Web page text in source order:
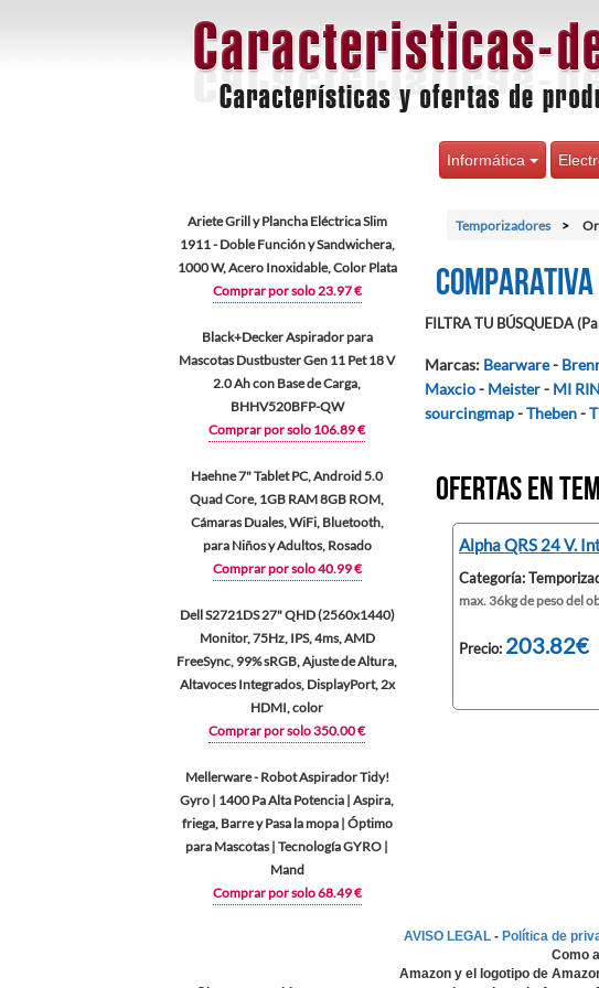
Informática
Ariete Grill y Plancha Eléctrica Slim
1911 - Doble Función y Sandwichera,
1000 W, Acero Inoxidable, Color Plata
Comprar por solo 23.97 €
Black+Decker Aspirador para
Mascotas Dustbuster Gen 11 Pet 18 V
2.0 Ah con Base de Carga,
BHHV520BFP-QW
Comprar por solo 106.89 €
Haehne 7" Tablet PC, Android 5.0
Quad Core, 1GB RAM 8GB ROM,
Cámaras Duales, WiFi, Bluetooth,
para Niños y Adultos, Rosado
Comprar por solo 40.99 €
Dell S2721DS 27" QHD (2560x1440)
Monitor, 75Hz, IPS, 4ms, AMD
FreeSync, 99% sRGB, Ajuste de Altura,
Altavoces Integrados, DisplayPort, 2x
HDMI, color
Comprar por solo 350.00 €
Mellerware - Robot Aspirador Tidy!
Gyro | 1400 Pa Alta Potencia | Aspira,
friega, Barre y Pasa la mopa | Óptimo
para Mascotas | Tecnología GYRO |
Mand
Comprar por solo 68.49 €
Temporizadores
FILTRA TU BÚSQUEDA
Marcas: Bearware-
Maxcio- Meister- MI
sourcingmap-Theben-
Ofertas en
Alpha QRS 24 V.
Categoría:
max. 36kg de peso del
Precio: 203.82€
AVISO LEGAL - Política de
Como
Amazon y el logotipo de